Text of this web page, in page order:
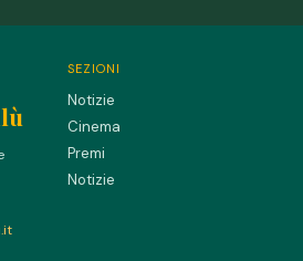
SEZIONI
Notizie
Cinema
Premi
Notizie